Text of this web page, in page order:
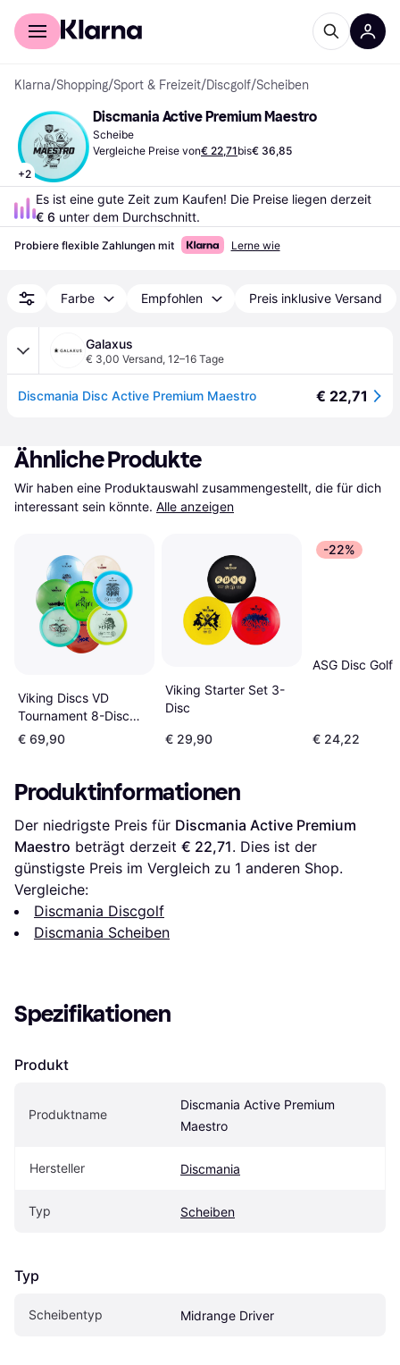
Für Shopper
Klarna/Shopping/Sport & Freizeit/Discgolf/Scheiben
+2
Discmania Active Premium Maestro
Scheibe
Vergleiche Preise von€ 22,71bis€ 36,85
€ 6 unter dem Durchschnitt.
Probiere flexible Zahlungen mit Lerne wie
Farbe Empfohlen Preis inklusive Versand
Galaxus
€ 3,00 Versand, 12–16 Tage
Discmania Disc Active Premium Maestro € 22,71
Ähnliche Produkte
Wir haben eine Produktauswahl zusammengestellt, die für dich
interessant sein könnte. Alle anzeigen
Viking Discs VD
Tournament 8-Disc
Set
€ 69,90
Viking Starter Set 3-
Disc
€ 29,90
-22%
ASG Disc Golf
€ 24,22
Produktinformationen
Der niedrigste Preis für Discmania Active Premium
Maestro beträgt derzeit € 22,71. Dies ist der
günstigste Preis im Vergleich zu 1 anderen Shop.
Vergleiche:
Discmania Discgolf
Discmania Scheiben
Spezifikationen
Produkt
Produktname
Discmania Active Premium
Maestro
Hersteller Discmania
Typ Scheiben
Typ
Scheibentyp Midrange Driver